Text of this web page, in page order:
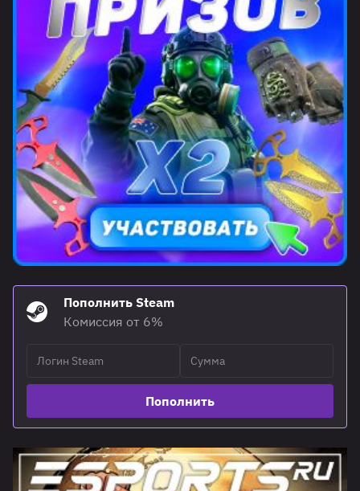
Пополнить Steam
Комиссия от 6%
Пополнить